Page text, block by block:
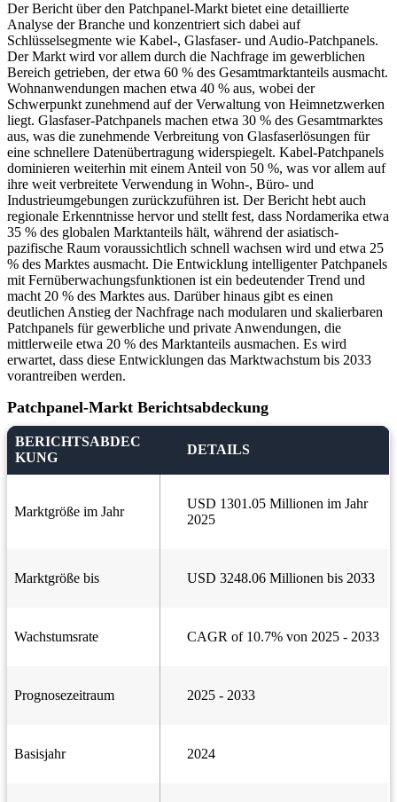
Der Bericht über den Patchpanel-Markt bietet eine detaillierte
Analyse der Branche und konzentriert sich dabei auf
Schlüsselsegmente wie Kabel-, Glasfaser- und Audio-Patchpanels.
Der Markt wird vor allem durch die Nachfrage im gewerblichen
Bereich getrieben, der etwa 60 % des Gesamtmarktanteils ausmacht.
Wohnanwendungen machen etwa 40 % aus, wobei der
Schwerpunkt zunehmend auf der Verwaltung von Heimnetzwerken
liegt. Glasfaser-Patchpanels machen etwa 30 % des Gesamtmarktes
aus, was die zunehmende Verbreitung von Glasfaserlösungen für
eine schnellere Datenübertragung widerspiegelt. Kabel-Patchpanels
dominieren weiterhin mit einem Anteil von 50 %, was vor allem auf
ihre weit verbreitete Verwendung in Wohn-, Büro- und
Industrieumgebungen zurückzuführen ist. Der Bericht hebt auch
regionale Erkenntnisse hervor und stellt fest, dass Nordamerika etwa
35 % des globalen Marktanteils hält, während der asiatisch-
pazifische Raum voraussichtlich schnell wachsen wird und etwa 25
% des Marktes ausmacht. Die Entwicklung intelligenter Patchpanels
mit Fernüberwachungsfunktionen ist ein bedeutender Trend und
macht 20 % des Marktes aus. Darüber hinaus gibt es einen
deutlichen Anstieg der Nachfrage nach modularen und skalierbaren
Patchpanels für gewerbliche und private Anwendungen, die
mittlerweile etwa 20 % des Marktanteils ausmachen. Es wird
erwartet, dass diese Entwicklungen das Marktwachstum bis 2033
vorantreiben werden.
Patchpanel-Markt Berichtsabdeckung
BERICHTSABDEC
KUNG
DETAILS
Marktgröße im Jahr
USD 1301.05 Millionen im Jahr
2025
Marktgröße bis USD 3248.06 Millionen bis 2033
Wachstumsrate CAGR of 10.7% von 2025 - 2033
Prognosezeitraum 2025 - 2033
Basisjahr 2024